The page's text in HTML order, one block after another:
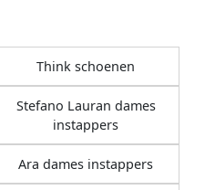
Think schoenen
Stefano Lauran dames
instappers
Ara dames instappers